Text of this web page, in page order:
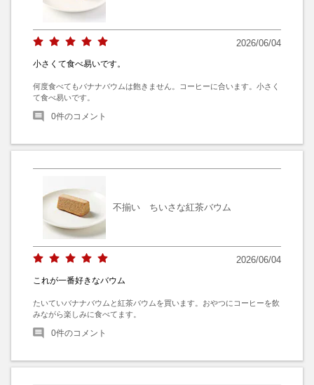
2026/06/04
小さくて食べ易いです。
何度食べてもバナナバウムは飽きません。コーヒーに合います。小さく
て食べ易いです。
0件のコメント
不揃い ちいさな紅茶バウム
2026/06/04
これが一番好きなバウム
たいていバナナバウムと紅茶バウムを買います。おやつにコーヒーを飲
みながら楽しみに食べてます。
0件のコメント